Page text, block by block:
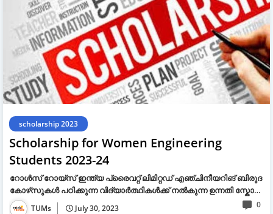
scholarship 2023
Scholarship for Women Engineering
Students 2023-24
റോൾസ് റോയ്‌സ് ഇന്ത്യ പ്രൈവറ്റ് ലിമിറ്റഡ് എഞ്ചിനീയറിങ് ബിരുദ
കോഴ്‌സുകൾ പഠിക്കുന്ന വിദ്യാർത്ഥികൾക്ക് നൽകുന്ന ഉന്നതി സ്കോ…
TUMs July 30, 2023 0